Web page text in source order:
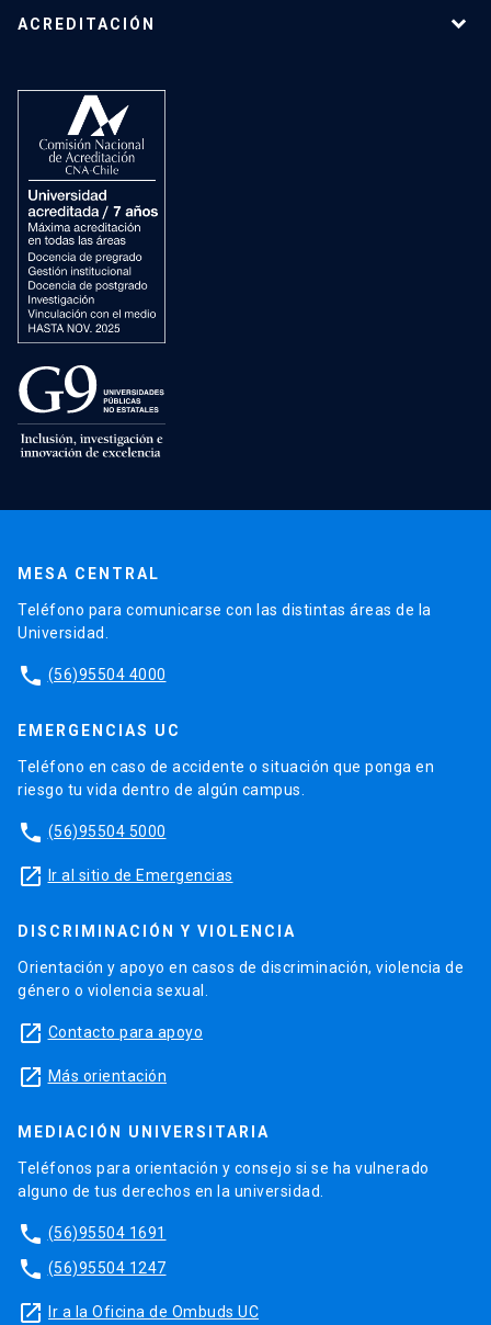
ACREDITACIÓN
MESA CENTRAL
Teléfono para comunicarse con las distintas áreas de la
Universidad.
phone (56)95504 4000
EMERGENCIAS UC
Teléfono en caso de accidente o situación que ponga en
riesgo tu vida dentro de algún campus.
phone (56)95504 5000
launch Ir al sitio de Emergencias
DISCRIMINACIÓN Y VIOLENCIA
Orientación y apoyo en casos de discriminación, violencia de
género o violencia sexual.
launch Contacto para apoyo
launch Más orientación
MEDIACIÓN UNIVERSITARIA
Teléfonos para orientación y consejo si se ha vulnerado
alguno de tus derechos en la universidad.
phone (56)95504 1691
phone (56)95504 1247
launch Ir a la Oficina de Ombuds UC